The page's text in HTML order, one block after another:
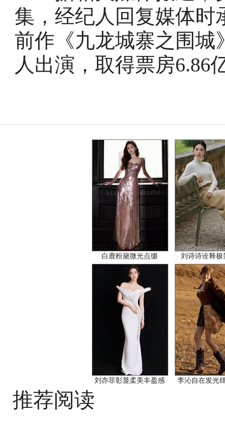
集，经纪人回复媒体时
前作《九龙城寨之围城
人出演，取得票房6.86
白鹿粉黛微光点缀 刘诗诗诠释极
刘亦菲彰显柔美丰盈感 李沁自在发光
推荐阅读